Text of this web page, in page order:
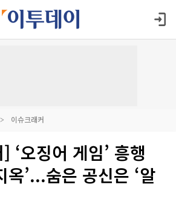
이슈크래커
‘오징어 게임’ 흥행
옥’...숨은 공신은 ‘알